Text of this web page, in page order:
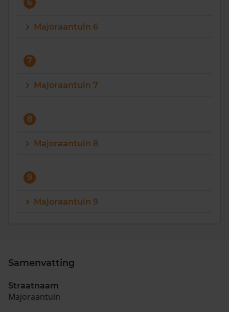
6
Majoraantuin 6
7
Majoraantuin 7
8
Majoraantuin 8
9
Majoraantuin 9
Samenvatting
Straatnaam
Majoraantuin